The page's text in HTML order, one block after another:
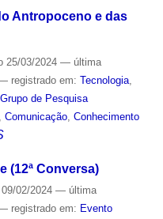
Antropoceno e das
25/03/2024 — última
registrado em: Tecnologia,
Grupo de Pesquisa
Comunicação, Conhecimento
(12ª Conversa)
02/2024 — última
registrado em: Evento